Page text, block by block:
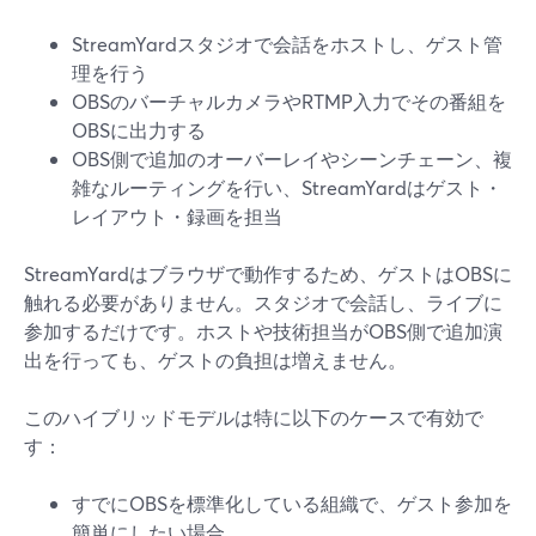
StreamYardスタジオで会話をホストし、ゲスト管
理を行う
OBSのバーチャルカメラやRTMP入力でその番組を
OBSに出力する
OBS側で追加のオーバーレイやシーンチェーン、複
雑なルーティングを行い、StreamYardはゲスト・
レイアウト・録画を担当
StreamYardはブラウザで動作するため、ゲストはOBSに
触れる必要がありません。スタジオで会話し、ライブに
参加するだけです。ホストや技術担当がOBS側で追加演
出を行っても、ゲストの負担は増えません。
このハイブリッドモデルは特に以下のケースで有効で
す：
すでにOBSを標準化している組織で、ゲスト参加を